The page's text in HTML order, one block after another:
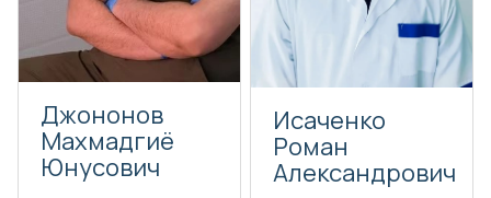
Джононов
Махмадгиё
Юнусович
Исаченко
Роман
Александрович